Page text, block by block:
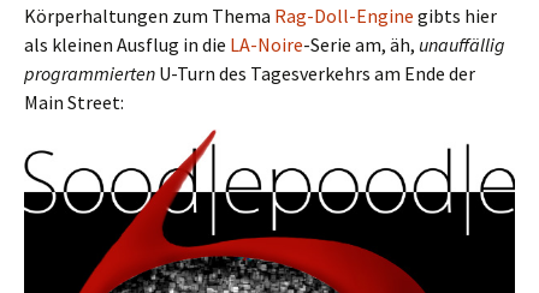
Körperhaltungen zum Thema Rag-Doll-Engine gibts hier
als kleinen Ausflug in die LA-Noire-Serie am, äh, unauffällig
programmierten U-Turn des Tagesverkehrs am Ende der
Main Street: